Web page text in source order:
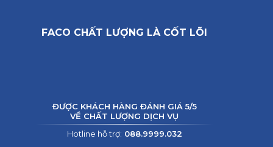
FACO CHẤT LƯỢNG LÀ CỐT LÕI
ĐƯỢC KHÁCH HÀNG ĐÁNH GIÁ 5/5
VỀ CHẤT LƯỢNG DỊCH VỤ
Hotline hỗ trợ: 088.9999.032